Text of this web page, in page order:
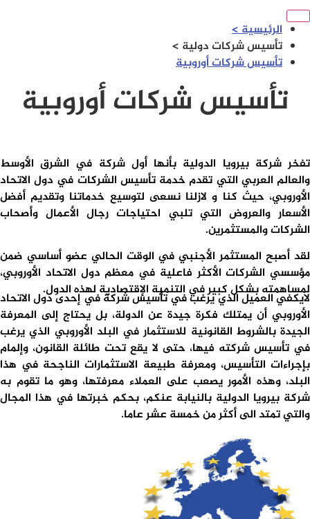
الرئيسية >
تأسيس شركات دولية >
تأسيس شركات أوروبية
تأسيس شركات أوروبية
تفخر شركة بيرويا الدولية بأنها أول شركة في الشرق الأوسط
والعالم العربي التي تقدم خدمة تأسيس الشركات في دول الاتحاد
الأوروبي، حيث كنا و لازلنا نسعى لتوسيع خدماتنا وتقديم أفضل
الأسعار والعروض التي تلبي احتياجات رجال الأعمال وأصحاب
الشركات والمستثمرين.
لقد أصبح المستثمر الأجنبي في الوقت الحالي عضو أساسي ضمن
مؤسسي الشركات الأكثر فاعلية في معظم دول الاتحاد الأوروبي،
لمساهمته بشكل كبير في التنمية الإقتصادية لهذه الدول.
لايكفي العميل الذي يرغب في تأسيس شركة في إحدى دول الاتحاد
الأوروبي أن يمتلك فكرة جيدة عن الدولة، بل يحتاج إلى المعرفة
الجيدة بالشروط القانونية للاستثمار في البلد الأوروبي الذي يرغب
في تأسيس شركته فيها، حتى لا يقع تحت طائلة القانون، وإلمام
بإجراءات التأسيس، ومعرفة طبيعة الاستثمارات الناجحة في هذا
البلد، وهذه الأمور يصعب على العملاء معرفتها، وهو ما تقوم به
شركة بيرويا الدولية بالنيابة عنكم، بحكم خبرتها في هذا المجال
والتي تمتد الى أكثر من خمسة عشر عاما.